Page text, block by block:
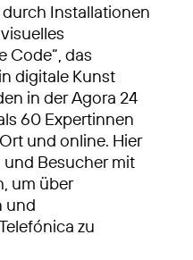
Installationen
Code“, das
digitale Kunst
in der Agora 24
60 Expertinnen
und online. Hier
Besucher mit
um über
und
zu